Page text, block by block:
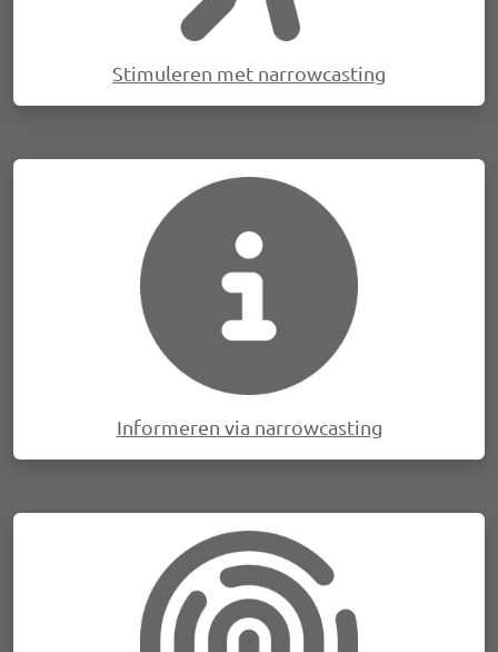
Stimuleren met narrowcasting
Afbeelding
Informeren via narrowcasting
Afbeelding